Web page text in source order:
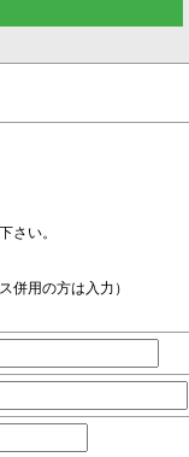
さい。
併用の方は入力）